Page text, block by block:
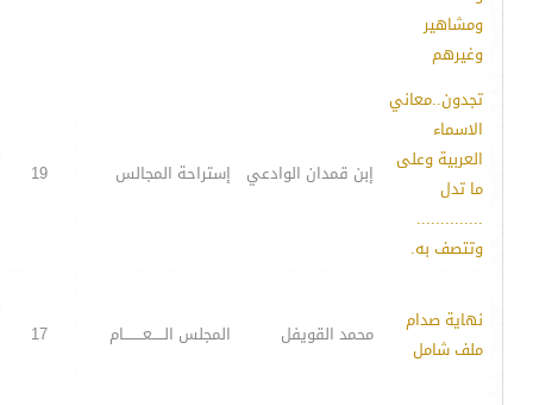
ومشاهير
وغيرهم
تجدون..معاني
الاسماء
العربية وعلى
ما تدل
..............
وتتصف به.
إبن قمدان الوادعي إستراحة المجالس 19
نهاية صدام
ملف شامل
محمد القويفل المجلس الـــــعــــــــام 17